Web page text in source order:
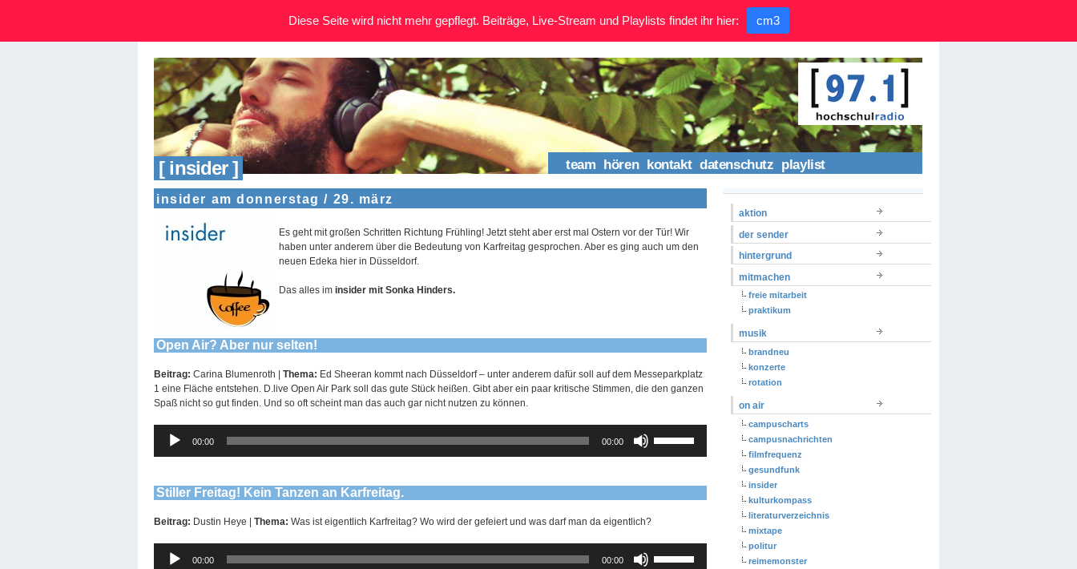
[ insider ] team hören kontakt datenschutz playlist
insider am donnerstag / 29. märz
Es geht mit großen Schritten Richtung Frühling! Jetzt steht aber erst mal Ostern vor der Tür! Wir
haben unter anderem über die Bedeutung von Karfreitag gesprochen. Aber es ging auch um den
neuen Edeka hier in Düsseldorf.
Das alles im insider mit Sonka Hinders.
Open Air? Aber nur selten!
Beitrag: Carina Blumenroth | Thema: Ed Sheeran kommt nach Düsseldorf – unter anderem dafür soll auf dem Messeparkplatz
1 eine Fläche entstehen. D.live Open Air Park soll das gute Stück heißen. Gibt aber ein paar kritische Stimmen, die den ganzen
Spaß nicht so gut finden. Und so oft scheint man das auch gar nicht nutzen zu können.
Audio-
Player
00:00 00:00
Hoch/Runter
benutzen,
die
Lautstärke
Stiller Freitag! Kein Tanzen an Karfreitag.
Beitrag: Dustin Heye | Thema: Was ist eigentlich Karfreitag? Wo wird der gefeiert und was darf man da eigentlich?
Audio-
Player
00:00 00:00
Hoch/Runter
aktion
der sender
hintergrund
mitmachen
freie mitarbeit
praktikum
musik
brandneu
konzerte
rotation
on air
campuscharts
campusnachrichten
filmfrequenz
gesundfunk
insider
kulturkompass
literaturverzeichnis
mixtape
politur
reimemonster
Diese Seite wird nicht mehr gepflegt. Beiträge, Live-Stream und Playlists findet ihr hier: cm3